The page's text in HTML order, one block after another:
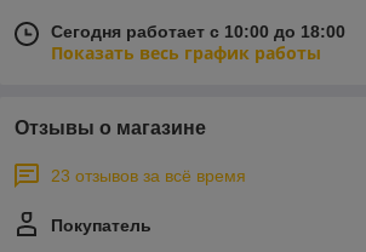
Сегодня работает с 10:00 до 18:00
Показать весь график работы
Отзывы о магазине
23 отзывов за всё время
Покупатель